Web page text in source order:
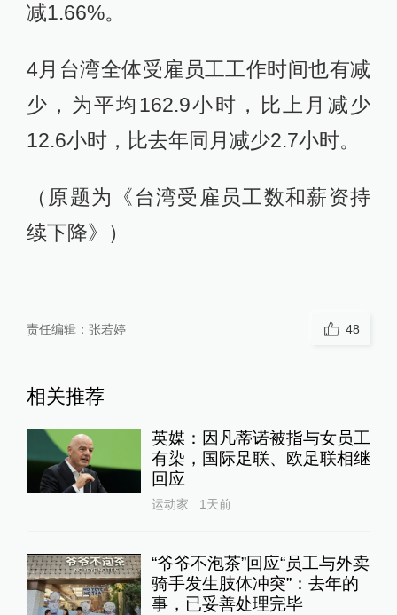
减1.66%。
4月台湾全体受雇员工工作时间也有减
少，为平均162.9小时，比上月减少
12.6小时，比去年同月减少2.7小时。
（原题为《台湾受雇员工数和薪资持
续下降》）
责任编辑： 张若婷 48
相关推荐
英媒：因凡蒂诺被指与女员工
有染，国际足联、欧足联相继
回应
运动家 1天前
“爷爷不泡茶”回应“员工与外卖
骑手发生肢体冲突”：去年的
事，已妥善处理完毕